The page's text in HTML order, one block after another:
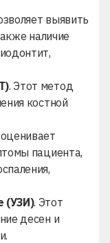
выявить
наличие
. Этот метод
костной
пациента,
(УЗИ). Этот
десен и